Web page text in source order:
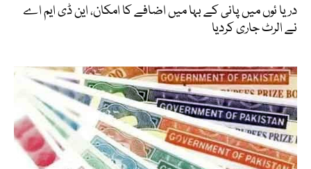
دریا ئوں میں پانی کے بہا میں اضافے کا امکان، این ڈی ایم اے
نے الرٹ جاری کردیا